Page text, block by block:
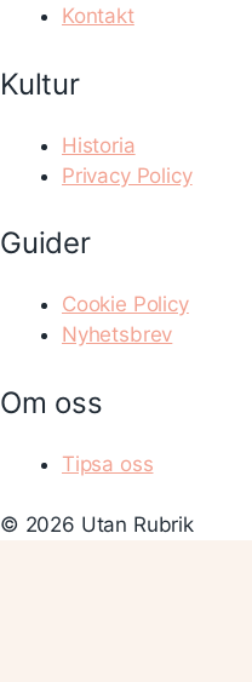
Kontakt
Kultur
Historia
Privacy Policy
Guider
Cookie Policy
Nyhetsbrev
Om oss
Tipsa oss
© 2026 Utan Rubrik